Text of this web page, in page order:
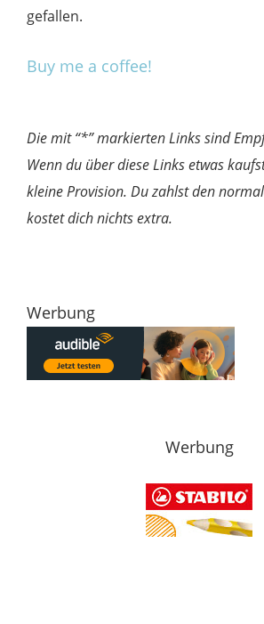
gefallen.
Buy me a coffee!
Die mit “*” markierten Links sind
Wenn du über diese Links etwas
kleine Provision. Du zahlst den
kostet dich nichts extra.
Werbung
Werbung